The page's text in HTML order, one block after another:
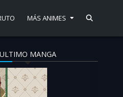
MÁS ANIMES
ULTIMO MANGA